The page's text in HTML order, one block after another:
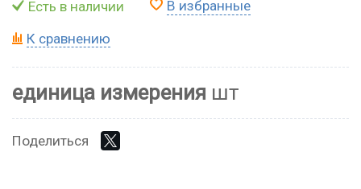
Есть в наличии В избранные
К сравнению
единица измерения шт
Поделиться